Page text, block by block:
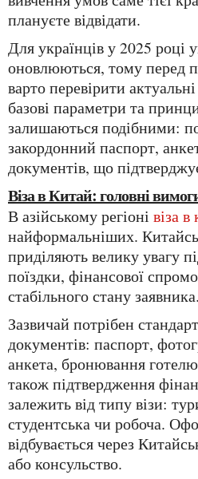
плануєте відвідати.
Для українців у 2025 році умови постійно
оновлюються, тому перед
варто перевірити
базові параметри та
залишаються подібними:
закордонний паспорт,
документів, що
Віза в Китай: головні
В азійському регіоні віза
найформальніших.
приділяють велику увагу
поїздки, фінансової
стабільного стану заявника.
Зазвичай потрібен стандартний пакет
документів: паспорт,
анкета, бронювання
також підтвердження
залежить від типу візи:
студентська чи робоча.
відбувається через
або консульство.